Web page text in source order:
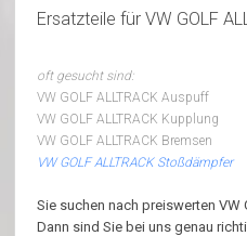
Ersatzteile für VW GOLF
oft gesucht sind:
VW GOLF ALLTRACK Auspuff
VW GOLF ALLTRACK Kupplung
VW GOLF ALLTRACK Bremsen
VW GOLF ALLTRACK Stoßdämpfer
Sie suchen nach preiswerten VW
Dann sind Sie bei uns genau